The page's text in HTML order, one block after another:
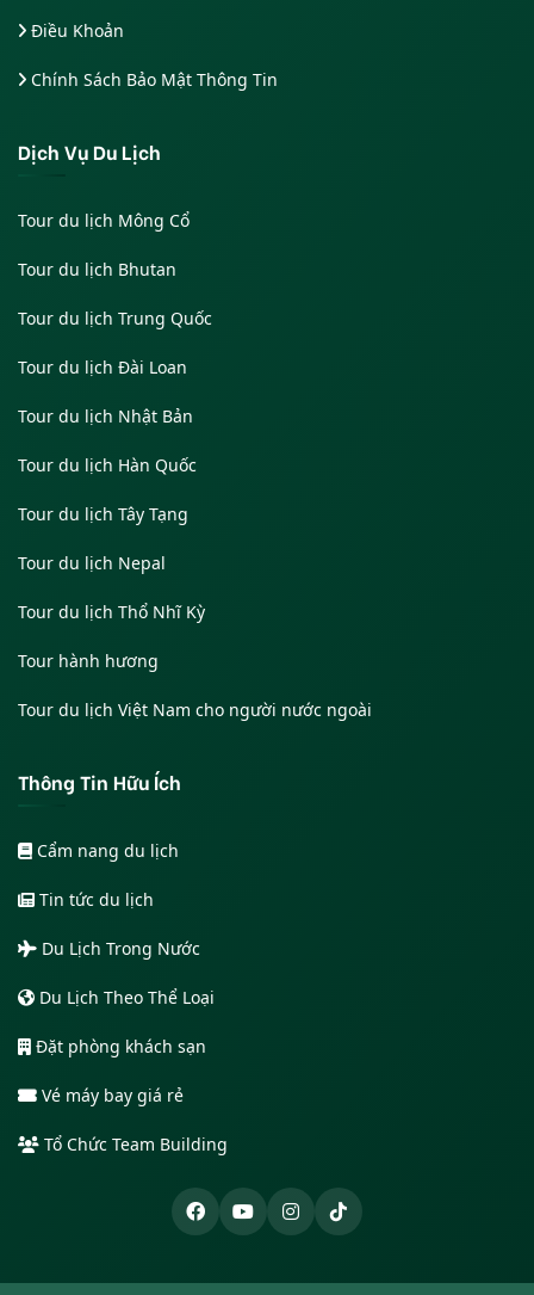
Điều Khoản
Chính Sách Bảo Mật Thông Tin
Dịch Vụ Du Lịch
Tour du lịch Mông Cổ
Tour du lịch Bhutan
Tour du lịch Trung Quốc
Tour du lịch Đài Loan
Tour du lịch Nhật Bản
Tour du lịch Hàn Quốc
Tour du lịch Tây Tạng
Tour du lịch Nepal
Tour du lịch Thổ Nhĩ Kỳ
Tour hành hương
Tour du lịch Việt Nam cho người nước ngoài
Thông Tin Hữu Ích
Cẩm nang du lịch
Tin tức du lịch
Du Lịch Trong Nước
Du Lịch Theo Thể Loại
Đặt phòng khách sạn
Vé máy bay giá rẻ
Tổ Chức Team Building